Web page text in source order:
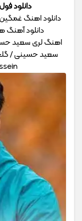
دانلود
دانلود اهنگ
دانلود
اهنگ لری سعید
سعید حسینی /